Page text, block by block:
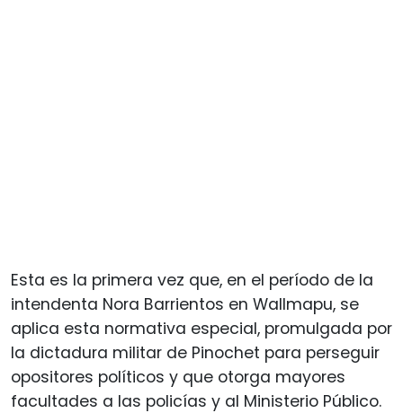
Esta es la primera vez que, en el período de la
intendenta Nora Barrientos en Wallmapu, se
aplica esta normativa especial, promulgada por
la dictadura militar de Pinochet para perseguir
opositores políticos y que otorga mayores
facultades a las policías y al Ministerio Público.